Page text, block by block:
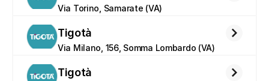
Via Torino, Samarate (VA)
Tigotà
Via Milano, 156, Somma Lombardo (VA)
Tigotà